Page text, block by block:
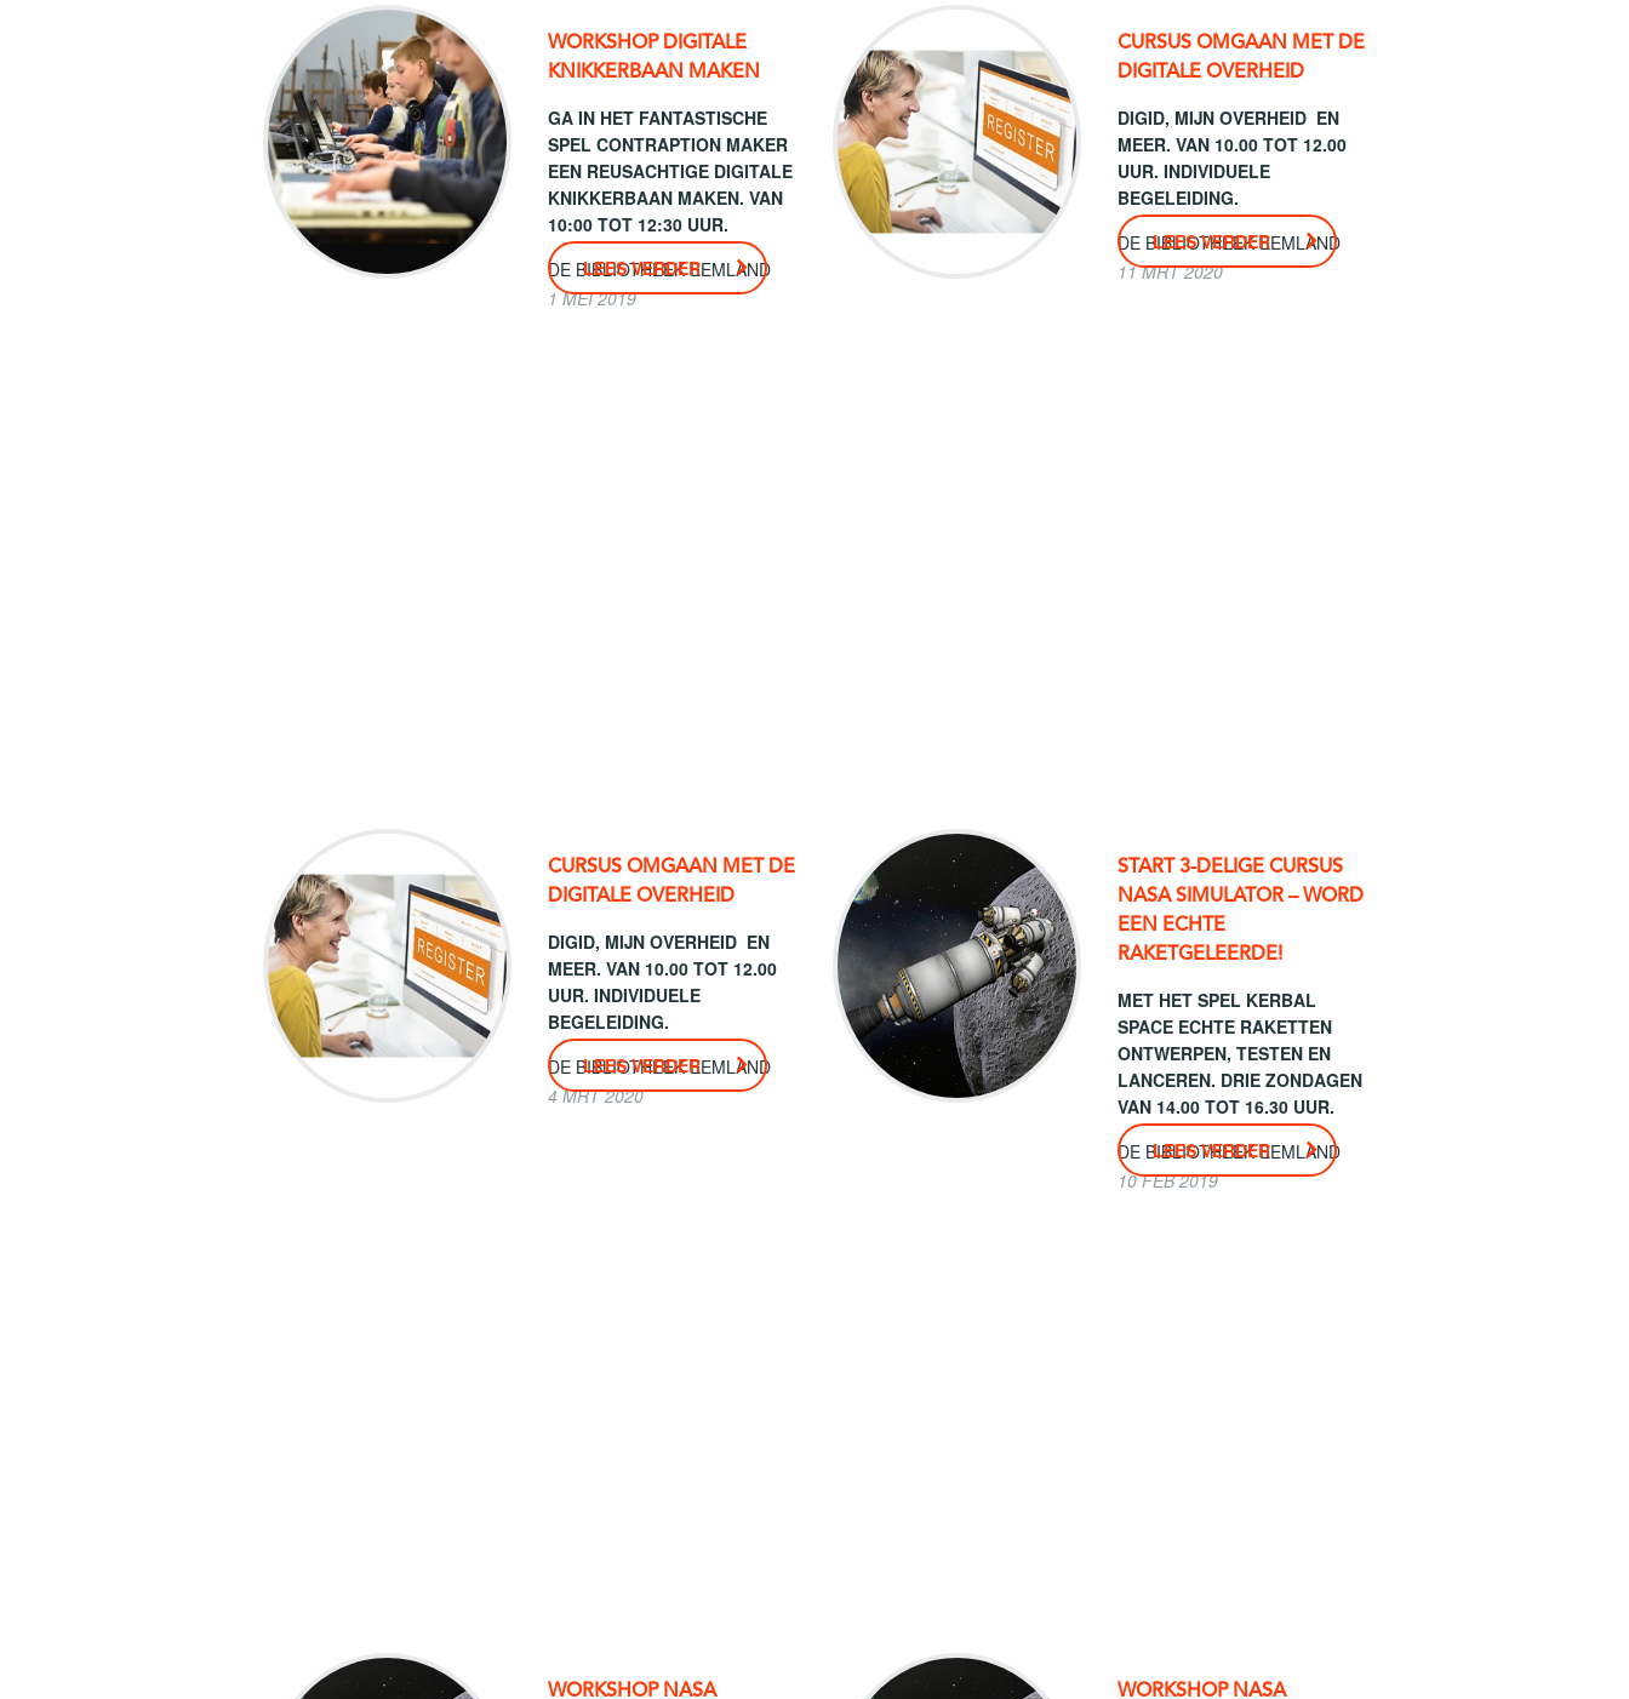
WORKSHOP DIGITALE
KNIKKERBAAN MAKEN
GA IN HET FANTASTISCHE
SPEL CONTRAPTION MAKER
EEN REUSACHTIGE DIGITALE
KNIKKERBAAN MAKEN. VAN
10:00 TOT 12:30 UUR.
DE BIBLIOTHEEK EEMLAND
1 MEI 2019
LEES VERDER
CURSUS OMGAAN MET DE
DIGITALE OVERHEID
DIGID, MIJN OVERHEID EN
MEER. VAN 10.00 TOT 12.00
UUR. INDIVIDUELE
BEGELEIDING.
DE BIBLIOTHEEK EEMLAND
11 MRT 2020
LEES VERDER
CURSUS OMGAAN MET DE
DIGITALE OVERHEID
DIGID, MIJN OVERHEID EN
MEER. VAN 10.00 TOT 12.00
UUR. INDIVIDUELE
BEGELEIDING.
DE BIBLIOTHEEK EEMLAND
4 MRT 2020
LEES VERDER
START 3-DELIGE CURSUS
NASA SIMULATOR – WORD
EEN ECHTE
RAKETGELEERDE!
MET HET SPEL KERBAL
SPACE ECHTE RAKETTEN
ONTWERPEN, TESTEN EN
LANCEREN. DRIE ZONDAGEN
VAN 14.00 TOT 16.30 UUR.
DE BIBLIOTHEEK EEMLAND
10 FEB 2019
LEES VERDER
WORKSHOP NASA
WORKSHOP NASA